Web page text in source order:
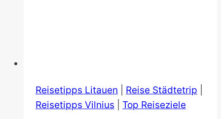
Reisetipps Litauen Reise Städtetrip
Reisetipps Vilnius
Top Reiseziele